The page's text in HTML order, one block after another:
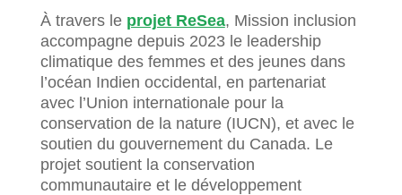
À travers le projet ReSea, Mission inclusion
accompagne depuis 2023 le leadership
climatique des femmes et des jeunes dans
l’océan Indien occidental, en partenariat
avec l’Union internationale pour la
conservation de la nature (IUCN), et avec le
soutien du gouvernement du Canada. Le
projet soutient la conservation
communautaire et le développement